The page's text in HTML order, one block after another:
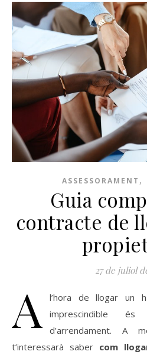
ASSESSORAMENT ,
Guia
contracte de
27 de juliol
A
l’hora de llogar un
imprescindible
d’arrendament. A
t’interessarà saber com